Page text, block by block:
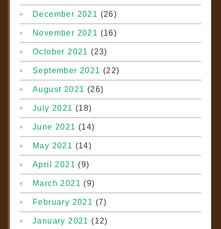
December 2021 (26)
November 2021 (16)
October 2021 (23)
September 2021 (22)
August 2021 (26)
July 2021 (18)
June 2021 (14)
May 2021 (14)
April 2021 (9)
March 2021 (9)
February 2021 (7)
January 2021 (12)